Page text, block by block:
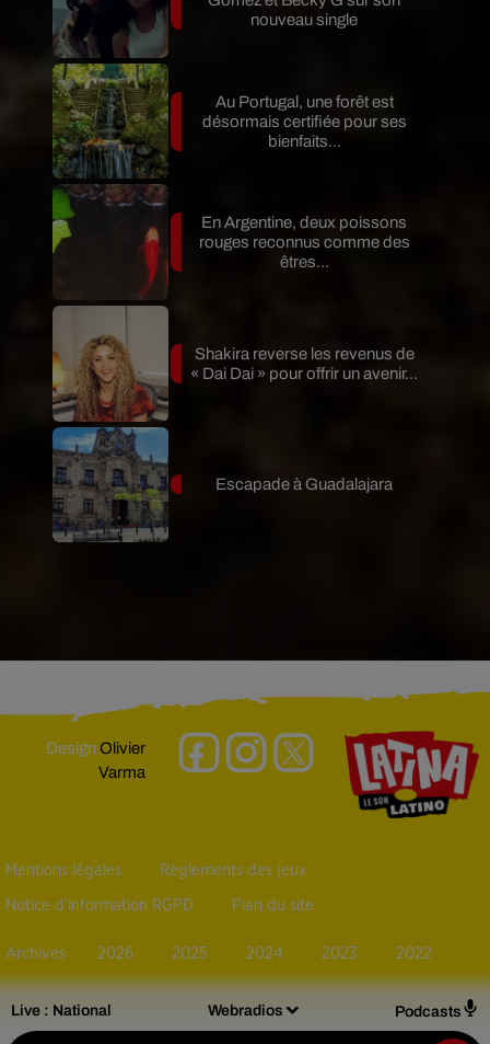
Live : National Webradios Podcasts
nouveau single
Au Portugal, une forêt est
désormais certifiée pour ses
bienfaits...
En Argentine, deux poissons
rouges reconnus comme des
êtres...
Shakira reverse les revenus de
« Dai Dai » pour offrir un avenir...
Escapade à Guadalajara
DesignOlivier
Varma
Mentions légales Règlements des jeux
Notice d’information RGPD Plan du site
Archives 2026 2025 2024 2023 2022